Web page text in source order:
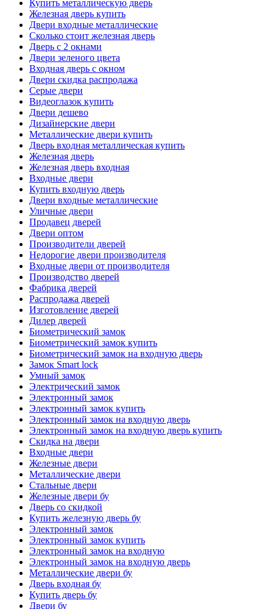
Купить металлическую дверь
Железная дверь купить
Двери входные металлические
Сколько стоит железная дверь
Дверь с 2 окнами
Двери зеленого цвета
Входная дверь с окном
Двери скидка распродажа
Серые двери
Видеоглазок купить
Двери дешево
Дизайнерские двери
Металлические двери купить
Дверь входная металлическая купить
Железная дверь
Железная дверь входная
Входные двери
Купить входную дверь
Двери входные металлические
Уличные двери
Продавец дверей
Двери оптом
Производители дверей
Недорогие двери производителя
Входные двери от производителя
Производство дверей
Фабрика дверей
Распродажа дверей
Изготовление дверей
Дилер дверей
Биометрический замок
Биометрический замок купить
Биометрический замок на входную дверь
Замок Smart lock
Умный замок
Электрический замок
Электронный замок
Электронный замок купить
Электронный замок на входную дверь
Электронный замок на входную дверь купить
Скидка на двери
Входные двери
Железные двери
Металлические двери
Стальные двери
Железные двери бу
Дверь со скидкой
Купить железную дверь бу
Электронный замок
Электронный замок купить
Электронный замок на входную
Электронный замок на входную дверь
Металлические двери бу
Дверь входная бу
Купить дверь бу
Двери бу